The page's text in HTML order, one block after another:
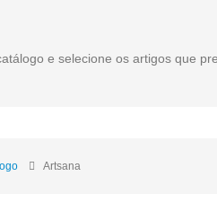
e selecione os artigos que
Artsana